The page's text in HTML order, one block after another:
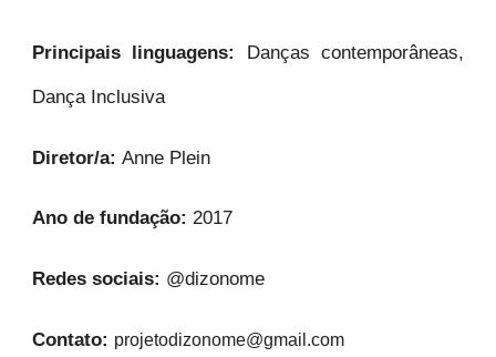
Principais linguagens: Danças contemporâneas,
Dança Inclusiva
Diretor/a:Anne Plein
Ano de fundação: 2017
Redes sociais: @dizonome
Contato: projetodizonome@gmail.com